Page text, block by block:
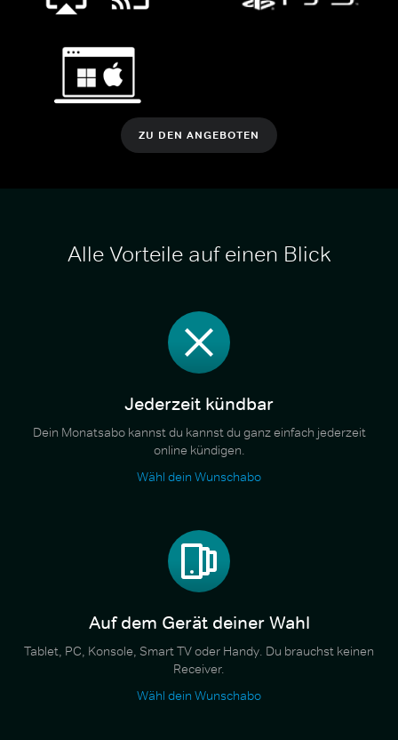
ZU DEN ANGEBOTEN
Alle Vorteile auf einen Blick
Jederzeit kündbar
Dein Monatsabo kannst du kannst du ganz einfach jederzeit
online kündigen.
Wähl dein Wunschabo
Auf dem Gerät deiner Wahl
Tablet, PC, Konsole, Smart TV oder Handy. Du brauchst keinen
Receiver.
Wähl dein Wunschabo